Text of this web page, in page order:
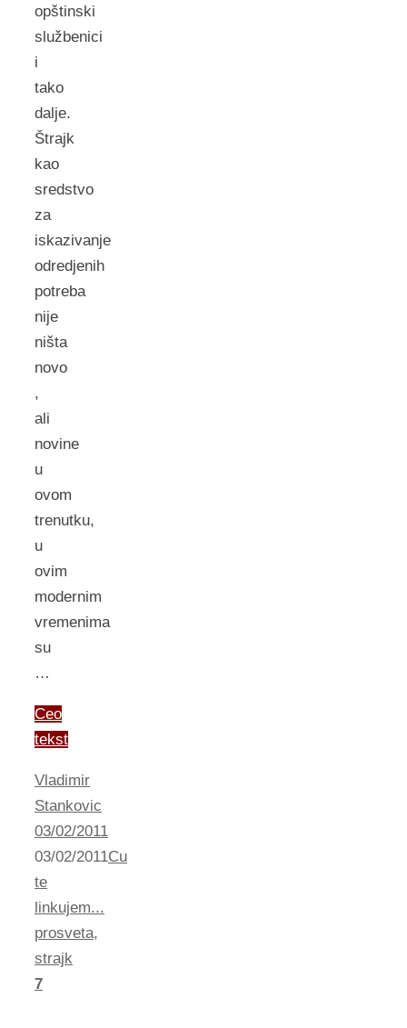
opštinski
službenici
i
tako
dalje.
Štrajk
kao
sredstvo
za
iskazivanje
odredjenih
potreba
nije
ništa
novo
,
ali
novine
u
ovom
trenutku,
u
ovim
modernim
vremenima
su
…
Ceo
tekst
Vladimir
Stankovic
03/02/2011
03/02/2011Cu
te
linkujem...
prosveta,
strajk
7